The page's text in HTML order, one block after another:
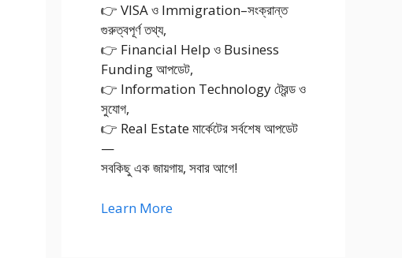
👉 VISA ও Immigration–সংক্রান্ত
গুরুত্বপূর্ণ তথ্য,
👉 Financial Help ও Business
Funding আপডেট,
👉 Information Technology ট্রেন্ড ও
সুযোগ,
👉 Real Estate মার্কেটের সর্বশেষ আপডেট
—
সবকিছু এক জায়গায়, সবার আগে!
Learn More